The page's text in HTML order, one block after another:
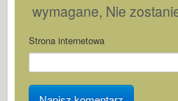
wymagane, Nie
Strona internetowa